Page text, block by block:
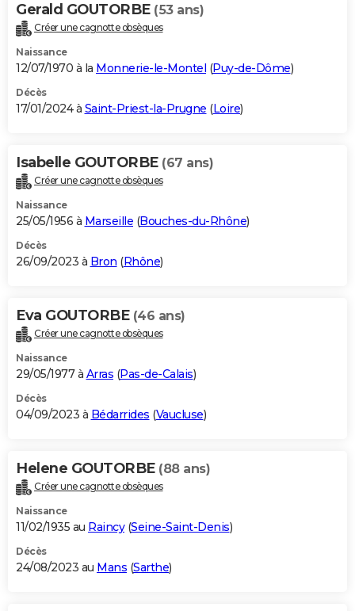
Gerald GOUTORBE (53 ans)
Créer une cagnotte obsèques
Naissance
12/07/1970 à la Monnerie-le-Montel (Puy-de-Dôme)
Décès
17/01/2024 à Saint-Priest-la-Prugne (Loire)
Isabelle GOUTORBE (67 ans)
Créer une cagnotte obsèques
Naissance
25/05/1956 à Marseille (Bouches-du-Rhône)
Décès
26/09/2023 à Bron (Rhône)
Eva GOUTORBE (46 ans)
Créer une cagnotte obsèques
Naissance
29/05/1977 à Arras (Pas-de-Calais)
Décès
04/09/2023 à Bédarrides (Vaucluse)
Helene GOUTORBE (88 ans)
Créer une cagnotte obsèques
Naissance
11/02/1935 au Raincy(Seine-Saint-Denis)
Décès
24/08/2023 au Mans (Sarthe)